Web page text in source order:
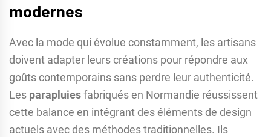
modernes
Avec la mode qui évolue constamment, les artisans
doivent adapter leurs créations pour répondre aux
goûts contemporains sans perdre leur authenticité.
Les parapluiesfabriqués en Normandie réussissent
cette balance en intégrant des éléments de design
actuels avec des méthodes traditionnelles. Ils